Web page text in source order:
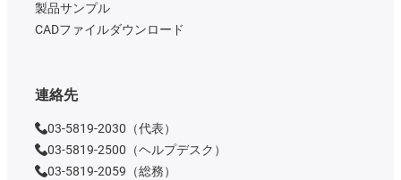
製品サンプル
CADファイルダウンロード
連絡先
03-5819-2030（代表）
03-5819-2500（ヘルプデスク）
03-5819-2059（総務）